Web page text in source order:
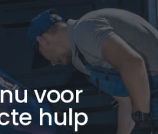
voor
hulp